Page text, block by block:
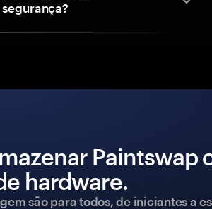
Paintswap
hardware.
são para todos, de iniciantes a